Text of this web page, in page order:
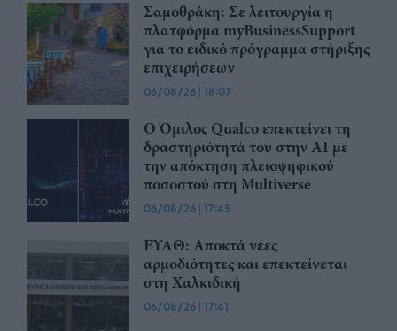
Σαμοθράκη: Σε λειτουργία η
πλατφόρμα myBusinessSupport
για το ειδικό πρόγραμμα στήριξης
επιχειρήσεων
06/08/26 | 18:07
Ο Όμιλος Qualco επεκτείνει τη
δραστηριότητά του στην ΑΙ με
την απόκτηση πλειοψηφικού
ποσοστού στη Multiverse
06/08/26 | 17:45
ΕΥΑΘ: Αποκτά νέες
αρμοδιότητες και επεκτείνεται
στη Χαλκιδική
06/08/26 | 17:41